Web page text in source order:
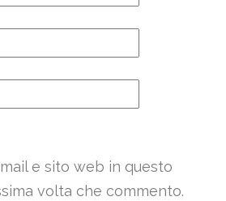
e sito web in questo
volta che commento.